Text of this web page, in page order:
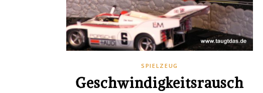
SPIELZEUG
Geschwindigkeitsrausch